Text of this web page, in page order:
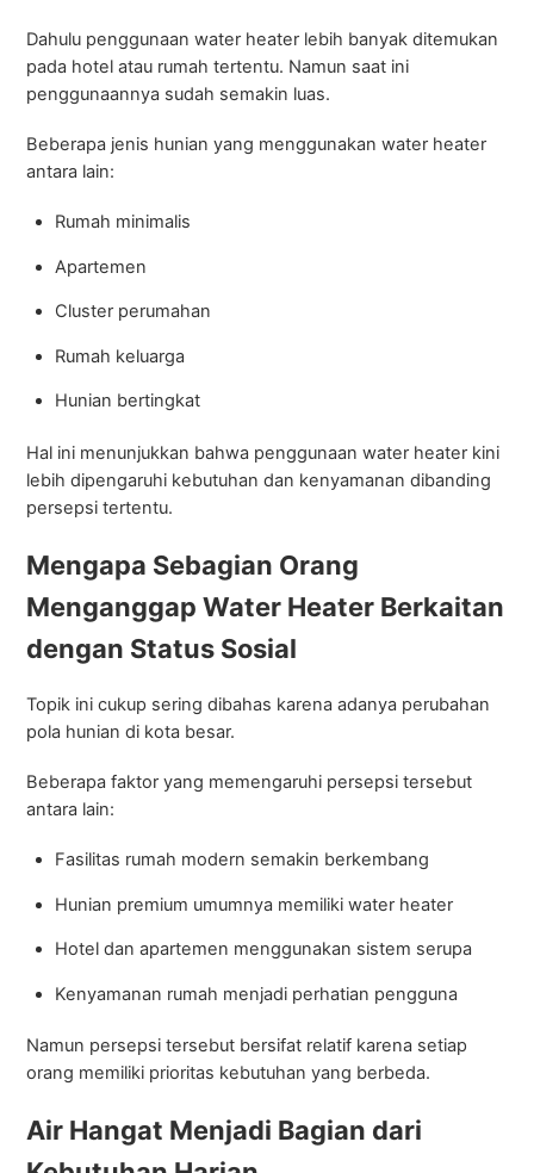
Dahulu penggunaan water heater lebih banyak ditemukan
pada hotel atau rumah tertentu. Namun saat ini
penggunaannya sudah semakin luas.
Beberapa jenis hunian yang menggunakan water heater
antara lain:
Rumah minimalis
Apartemen
Cluster perumahan
Rumah keluarga
Hunian bertingkat
Hal ini menunjukkan bahwa penggunaan water heater kini
lebih dipengaruhi kebutuhan dan kenyamanan dibanding
persepsi tertentu.
Mengapa Sebagian Orang
Menganggap Water Heater Berkaitan
dengan Status Sosial
Topik ini cukup sering dibahas karena adanya perubahan
pola hunian di kota besar.
Beberapa faktor yang memengaruhi persepsi tersebut
antara lain:
Fasilitas rumah modern semakin berkembang
Hunian premium umumnya memiliki water heater
Hotel dan apartemen menggunakan sistem serupa
Kenyamanan rumah menjadi perhatian pengguna
Namun persepsi tersebut bersifat relatif karena setiap
orang memiliki prioritas kebutuhan yang berbeda.
Air Hangat Menjadi Bagian dari